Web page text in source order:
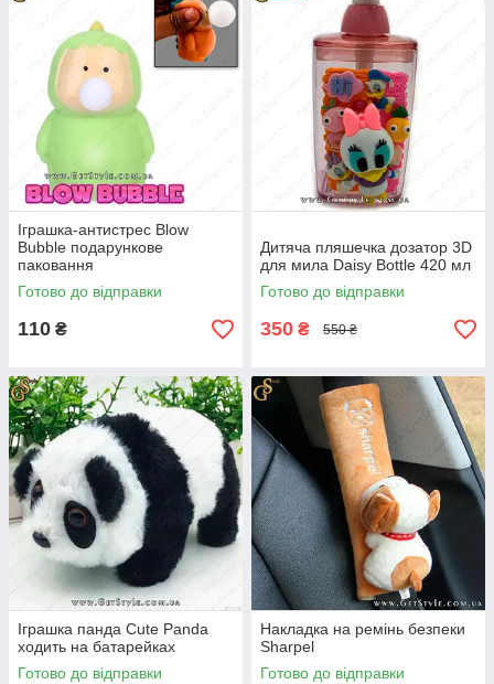
Іграшка-антистрес Blow
Bubble подарункове
паковання
Готово до відправки
110 ₴
Дитяча пляшечка дозатор 3D
для мила Daisy Bottle 420 мл
Готово до відправки
350 ₴ 550 ₴
Іграшка панда Cute Panda
ходить на батарейках
Готово до відправки
Накладка на ремінь безпеки
Sharpel
Готово до відправки